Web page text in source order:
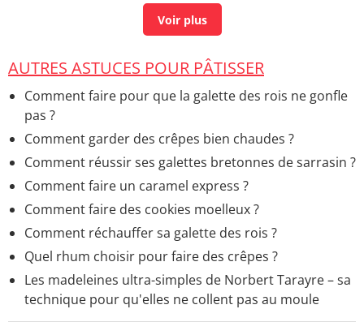
> Recettes - Crème dessert originale
AUTRES ASTUCES POUR PÂTISSER
Comment faire pour que la galette des rois ne gonfle
pas ?
Comment garder des crêpes bien chaudes ?
Comment réussir ses galettes bretonnes de sarrasin ?
Comment faire un caramel express ?
Comment faire des cookies moelleux ?
Comment réchauffer sa galette des rois ?
Quel rhum choisir pour faire des crêpes ?
Les madeleines ultra-simples de Norbert Tarayre – sa
technique pour qu'elles ne collent pas au moule